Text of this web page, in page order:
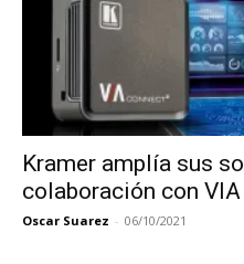
Kramer amplía sus
colaboración con
Oscar Suarez - 06/10/2021